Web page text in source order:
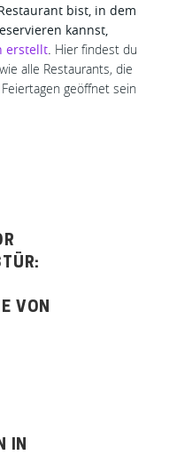
bist, in dem
kannst,
erstellt Hier findest du
alle Restaurants, die
geöffnet sein
VON
IN